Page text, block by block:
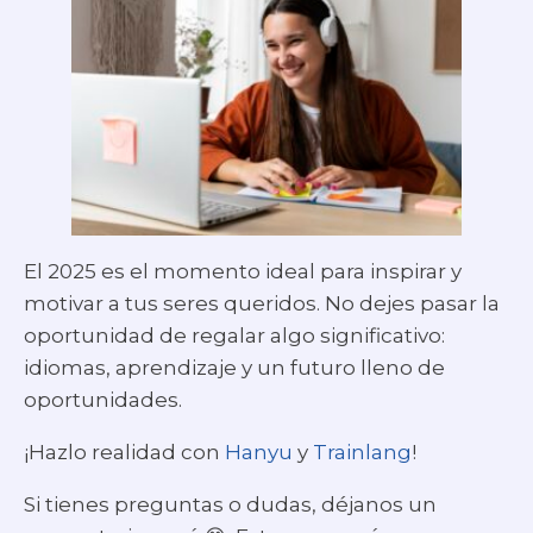
El 2025 es el momento ideal para inspirar y
motivar a tus seres queridos. No dejes pasar la
oportunidad de regalar algo significativo:
idiomas, aprendizaje y un futuro lleno de
oportunidades.
¡Hazlo realidad con Hanyu y Trainlang!
Si tienes preguntas o dudas, déjanos un